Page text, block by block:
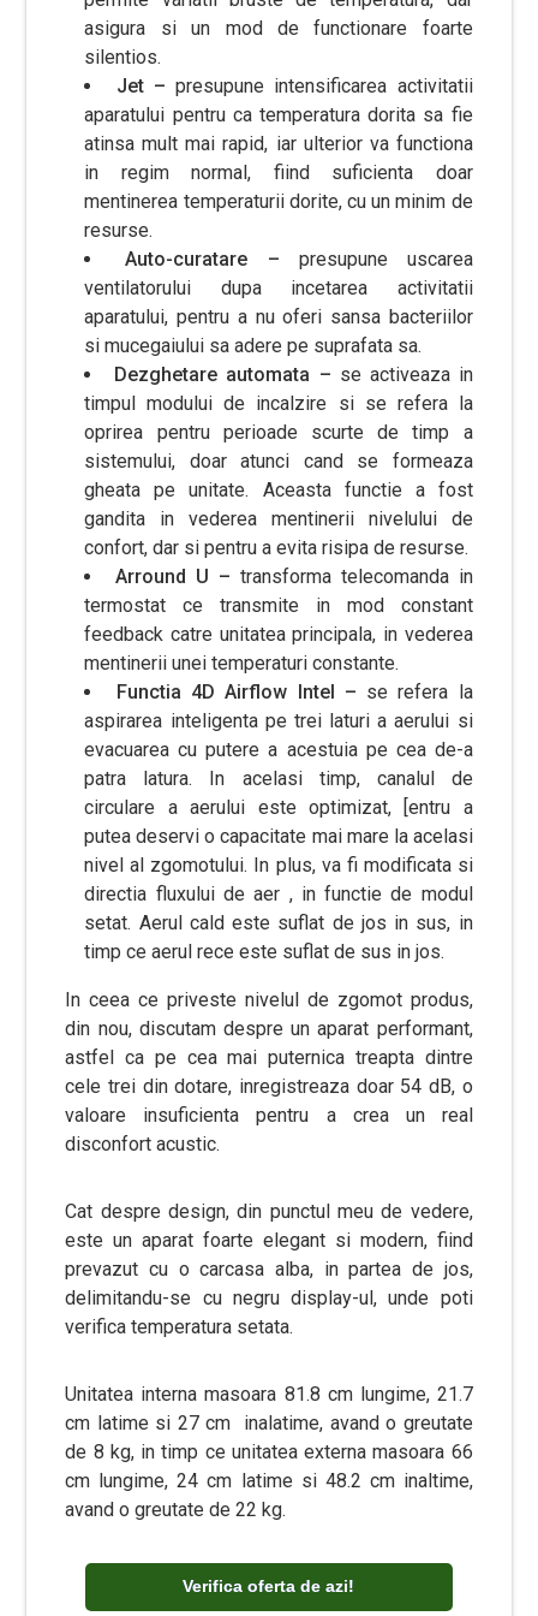
asigura si un mod de functionare foarte
silentios.
Jet –presupune intensificarea activitatii
aparatului pentru ca temperatura dorita sa fie
atinsa mult mai rapid, iar ulterior va functiona
in regim normal, fiind suficienta doar
mentinerea temperaturii dorite, cu un minim de
resurse.
Auto-curatare – presupune uscarea
ventilatorului dupa incetarea activitatii
aparatului, pentru a nu oferi sansa bacteriilor
si mucegaiului sa adere pe suprafata sa.
Dezghetare automata – se activeaza in
timpul modului de incalzire si se refera la
oprirea pentru perioade scurte de timp a
sistemului, doar atunci cand se formeaza
gheata pe unitate. Aceasta functie a fost
gandita in vederea mentinerii nivelului de
confort, dar si pentru a evita risipa de resurse.
Arround U – transforma telecomanda in
termostat ce transmite in mod constant
feedback catre unitatea principala, in vederea
mentinerii unei temperaturi constante.
Functia 4D Airflow Intel – se refera la
aspirarea inteligenta pe trei laturi a aerului si
evacuarea cu putere a acestuia pe cea de-a
patra latura. In acelasi timp, canalul de
circulare a aerului este optimizat, [entru a
putea deservi o capacitate mai mare la acelasi
nivel al zgomotului. In plus, va fi modificata si
directia fluxului de aer , in functie de modul
setat. Aerul cald este suflat de jos in sus, in
timp ce aerul rece este suflat de sus in jos.
In ceea ce priveste nivelul de zgomot produs,
din nou, discutam despre un aparat performant,
astfel ca pe cea mai puternica treapta dintre
cele trei din dotare, inregistreaza doar 54 dB, o
valoare insuficienta pentru a crea un real
disconfort acustic.
Cat despre design, din punctul meu de vedere,
este un aparat foarte elegant si modern, fiind
prevazut cu o carcasa alba, in partea de jos,
delimitandu-se cu negru display-ul, unde poti
verifica temperatura setata.
Unitatea interna masoara 81.8 cm lungime, 21.7
cm latime si 27 cm inalatime, avand o greutate
de 8 kg, in timp ce unitatea externa masoara 66
cm lungime, 24 cm latime si 48.2 cm inaltime,
avand o greutate de 22 kg.
Verifica oferta de azi!